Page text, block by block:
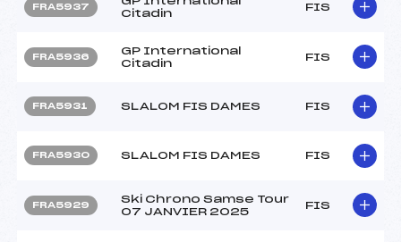
FRA5937
Citadin
FIS
FRA5936
GP International
Citadin
FIS
FRA5931 SLALOM FIS DAMES FIS
FRA5930 SLALOM FIS DAMES FIS
FRA5929
Ski Chrono Samse Tour
07 JANVIER 2025
FIS